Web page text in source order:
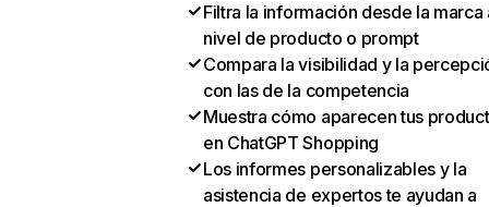
Filtra la información desde la marca
nivel de producto o prompt
Compara la visibilidad y la
con las de la competencia
Muestra cómo aparecen tus
en ChatGPT Shopping
Los informes personalizables y la
asistencia de expertos te ayudan a